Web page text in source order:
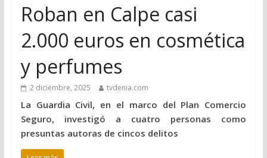
Roban en Calpe casi
2.000 euros en cosmética
y perfumes
2 diciembre, 2025 tvdenia.com
La Guardia Civil, en el marco del Plan Comercio
Seguro, investigó a cuatro personas como
presuntas autoras de cincos delitos